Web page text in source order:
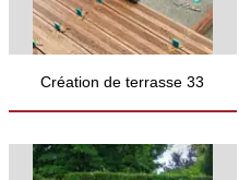
Création de terrasse 33